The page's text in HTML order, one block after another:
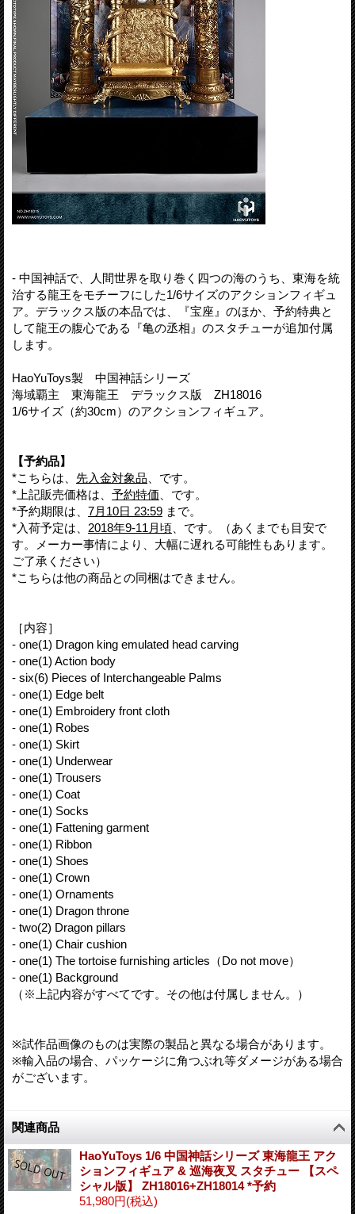
- 中国神話で、人間世界を取り巻く四つの海のうち、東海を統
治する龍王をモチーフにした1/6サイズのアクションフィギュ
ア。デラックス版の本品では、『宝座』のほか、予約特典と
して龍王の腹心である『亀の丞相』のスタチューが追加付属
します。
HaoYuToys製 中国神話シリーズ
海域覇主 東海龍王 デラックス版 ZH18016
1/6サイズ（約30cm）のアクションフィギュア。
【予約品】
*こちらは、 先入金対象品 、です。
*上記販売価格は、 予約特価 、です。
*予約期限は、 7月10日 23:59 まで。
*入荷予定は、 2018年9-11月頃 、です。（あくまでも目安で
す。メーカー事情により、大幅に遅れる可能性もあります。
ご了承ください）
*こちらは他の商品との同梱はできません。
［内容］
- one(1) Dragon king emulated head carving
- one(1) Action body
- six(6) Pieces of Interchangeable Palms
- one(1) Edge belt
- one(1) Embroidery front cloth
- one(1) Robes
- one(1) Skirt
- one(1) Underwear
- one(1) Trousers
- one(1) Coat
- one(1) Socks
- one(1) Fattening garment
- one(1) Ribbon
- one(1) Shoes
- one(1) Crown
- one(1) Ornaments
- one(1) Dragon throne
- two(2) Dragon pillars
- one(1) Chair cushion
- one(1) The tortoise furnishing articles（Do not move）
- one(1) Background
（※上記内容がすべてです。その他は付属しません。）
※試作品画像のものは実際の製品と異なる場合があります。
※輸入品の場合、パッケージに角つぶれ等ダメージがある場合
がございます。
関連商品
HaoYuToys 1/6 中国神話シリーズ 東海龍王 アク
ションフィギュア & 巡海夜叉 スタチュー 【スペ
シャル版】 ZH18016+ZH18014 *予約
51,980円(税込)